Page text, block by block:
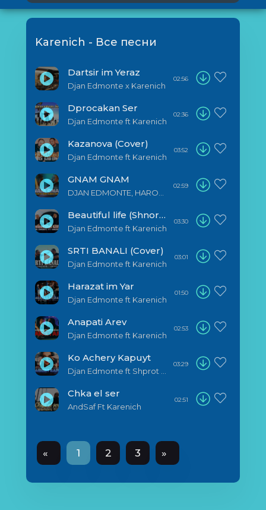
Karenich - Все песни
Dartsir im Yeraz
Djan Edmonte x Karenich
02:56
Dprocakan Ser
Djan Edmonte ft Karenich
02:36
Kazanova (Cover)
Djan Edmonte ft Karenich
03:52
GNAM GNAM
02:59
Beautiful life (Shnorhavor)
Djan Edmonte ft Karenich
03:30
SRTI BANALI (Cover)
Djan Edmonte ft Karenich
03:01
Harazat im Yar
Djan Edmonte ft Karenich
01:50
Anapati Arev
Djan Edmonte ft Karenich
02:53
Ko Achery Kapuyt
03:29
Chka el ser
AndSaf Ft Karenich
02:51
« 1 2 3 »